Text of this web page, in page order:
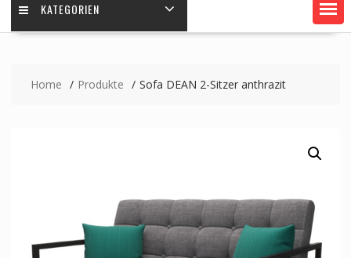
KATEGORIEN
Home Produkte Sofa DEAN 2-Sitzer anthrazit